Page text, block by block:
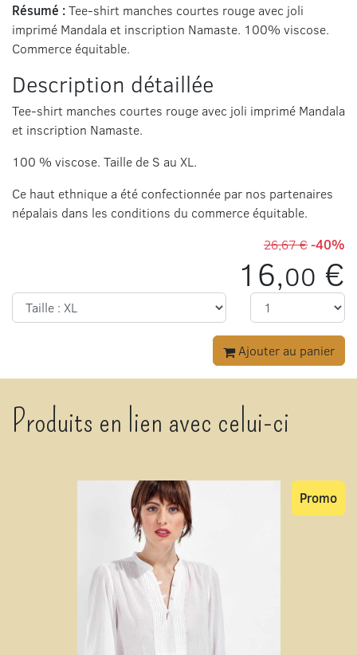
Résumé :Tee-shirt manches courtes rouge avec joli
imprimé Mandala et inscription Namaste. 100% viscose.
Commerce équitable.
Description détaillée
Tee-shirt manches courtes rouge avec joli imprimé Mandala
et inscription Namaste.
100 % viscose. Taille de S au XL.
Ce haut ethnique a été confectionnée par nos partenaires
népalais dans les conditions du commerce équitable.
26,67 €-40%
16,00 €
Ajouter au panier
Produits en lien avec celui-ci
Promo